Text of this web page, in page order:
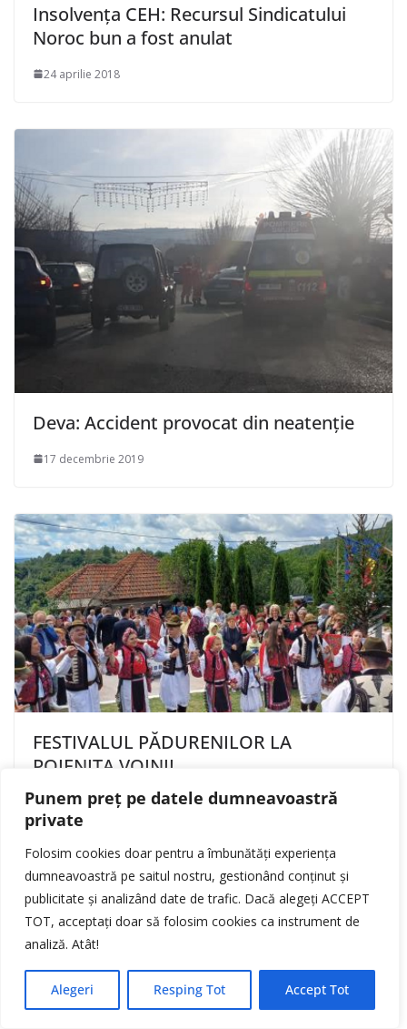
Punem preț pe datele dumneavoastră
private
Folosim cookies doar pentru a îmbunătăți experiența
dumneavoastră pe saitul nostru, gestionând conținut și
publicitate și analizând date de trafic. Dacă alegeți ACCEPT
TOT, acceptați doar să folosim cookies ca instrument de
analiză. Atât!
Alegeri Resping Tot Accept Tot
Insolvența CEH: Recursul Sindicatului
Noroc bun a fost anulat
24 aprilie 2018
Deva: Accident provocat din neatenție
17 decembrie 2019
FESTIVALUL PĂDURENILOR LA
POIENIȚA VOINII
25 august 2025
Stai conectat la ultimele știri cu un simplu LIKE: